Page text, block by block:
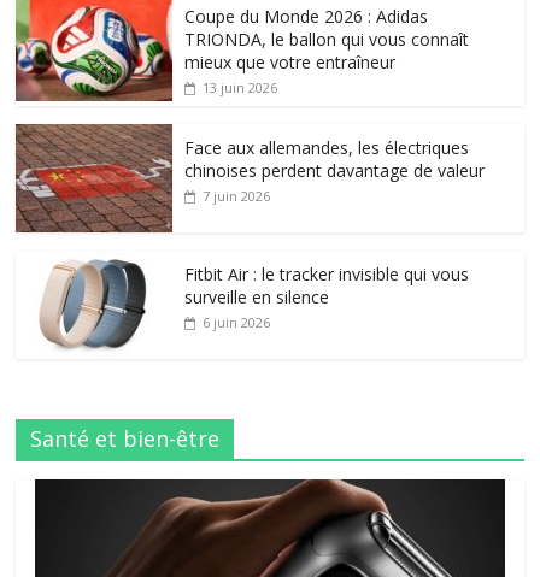
Coupe du Monde 2026 : Adidas
TRIONDA, le ballon qui vous connaît
mieux que votre entraîneur
13 juin 2026
Face aux allemandes, les électriques
chinoises perdent davantage de valeur
7 juin 2026
Fitbit Air : le tracker invisible qui vous
surveille en silence
6 juin 2026
Santé et bien-être